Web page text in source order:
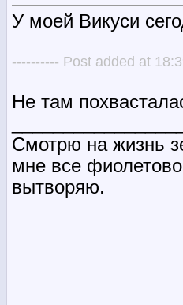
У моей Викуси
---------- Post added at
Не там
Смотрю на жизнь
мне все
вытворяю.